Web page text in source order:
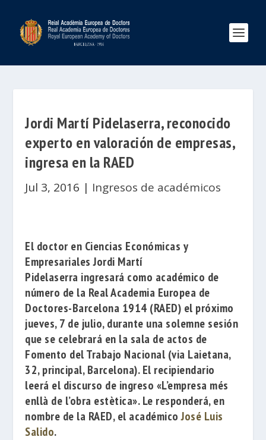
Jordi Martí Pidelaserra, reconocido
experto en valoración de empresas,
ingresa en la RAED
Jul 3, 2016 | Ingresos de académicos
El doctor en Ciencias Económicas y
EmpresarialesJordi Martí
Pidelaserra ingresará como académico de
número de la Real Academia Europea de
Doctores-Barcelona 1914 (RAED) el próximo
jueves, 7 de julio, durante una solemne sesión
que se celebrará en la sala de actos de
Fomento del Trabajo Nacional (via Laietana,
32, principal, Barcelona). El recipiendario
leerá el discurso de ingreso «L’empresa més
enllà de l’obra estètica».Le responderá, en
nombre de la RAED, el académicoJosé Luis
Salido.